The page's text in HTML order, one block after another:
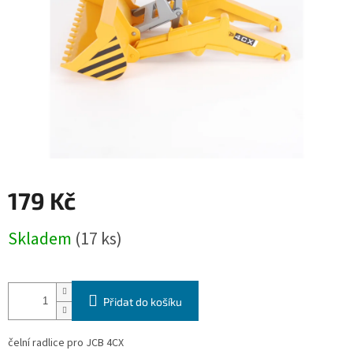
179 Kč
cena:
Skladem (17 ks)
Přidat do košíku
čelní radlice pro JCB 4CX